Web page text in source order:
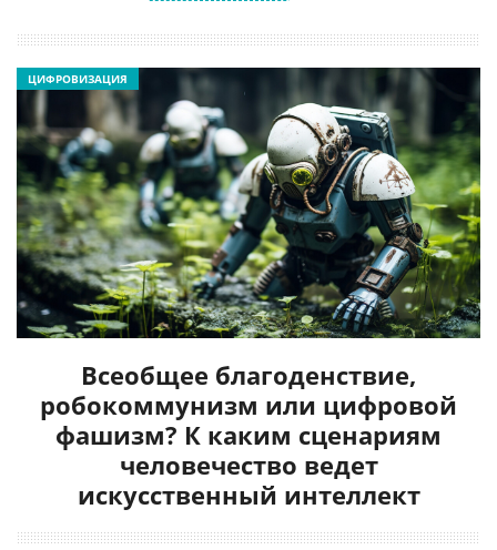
Всеобщее благоденствие,
робокоммунизм или цифровой
фашизм? К каким сценариям
человечество ведет
искусственный интеллект
ЦИФРОВИЗАЦИЯ